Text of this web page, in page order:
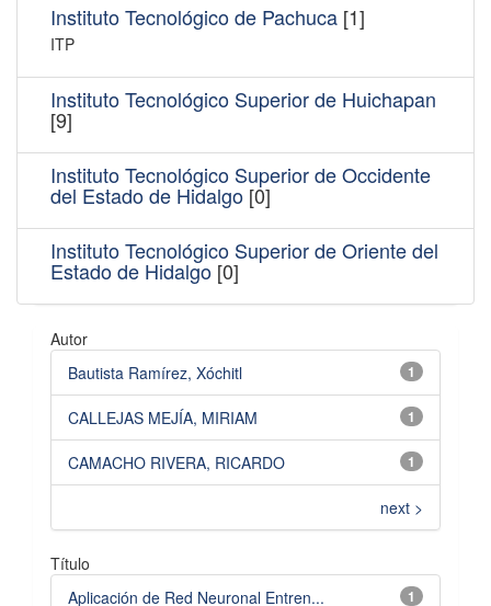
Instituto Tecnológico de Pachuca [1]
ITP
Instituto Tecnológico Superior de Huichapan
[9]
Instituto Tecnológico Superior de Occidente
del Estado de Hidalgo [0]
Instituto Tecnológico Superior de Oriente del
Estado de Hidalgo [0]
Autor
1
Bautista Ramírez, Xóchitl
1
CALLEJAS MEJÍA, MIRIAM
1
CAMACHO RIVERA, RICARDO
next >
Título
1
Aplicación de Red Neuronal Entren...